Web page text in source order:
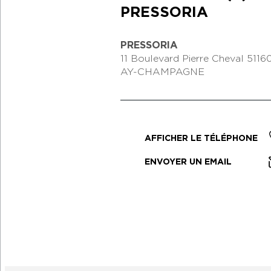
PRESSORIA
PRESSORIA
11 Boulevard Pierre Cheval
AY-CHAMPAGNE
AFFICHER LE TÉLÉPHONE
ENVOYER UN EMAIL